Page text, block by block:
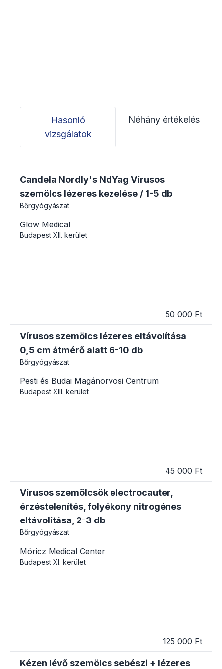
Hasonló
vizsgálatok
Néhány értékelés
Candela Nordly's NdYag Vírusos
szemölcs lézeres kezelése / 1-5 db
Bőrgyógyászat
Glow Medical
Budapest XII. kerület
50 000 Ft
Vírusos szemölcs lézeres eltávolítása
0,5 cm átmérő alatt 6-10 db
Bőrgyógyászat
Pesti és Budai Magánorvosi Centrum
Budapest XIII. kerület
45 000 Ft
Vírusos szemölcsök electrocauter,
érzéstelenítés, folyékony nitrogénes
eltávolítása, 2-3 db
Bőrgyógyászat
Móricz Medical Center
Budapest XI. kerület
125 000 Ft
Kézen lévő szemölcs sebészi + lézeres